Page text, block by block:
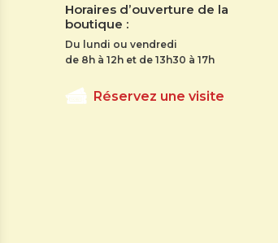
Horaires d’ouverture de la
boutique :
Du lundi ou vendredi
de 8h à 12h et de 13h30 à 17h
Réservez une visite